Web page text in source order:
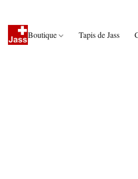
Boutique Tapis de Jass